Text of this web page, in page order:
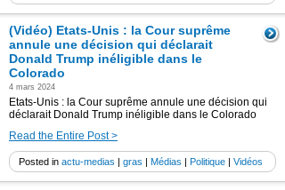
(Vidéo) Etats-Unis : la Cour suprême
annule une décision qui déclarait
Donald Trump inéligible dans le
Colorado
4 mars 2024
Etats-Unis : la Cour suprême annule une décision qui
déclarait Donald Trump inéligible dans le Colorado
Read the Entire Post >
Posted in actu-medias | gras | Médias | Politique | Vidéos